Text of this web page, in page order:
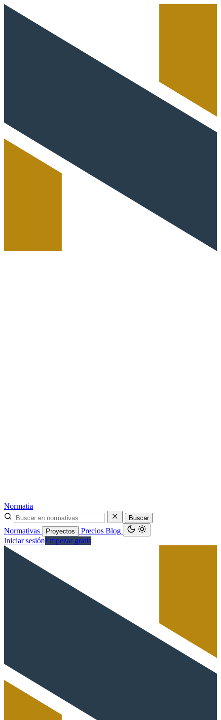
Normatia
Buscar
Normativas Proyectos Precios Blog
Iniciar sesiónEmpezar gratis